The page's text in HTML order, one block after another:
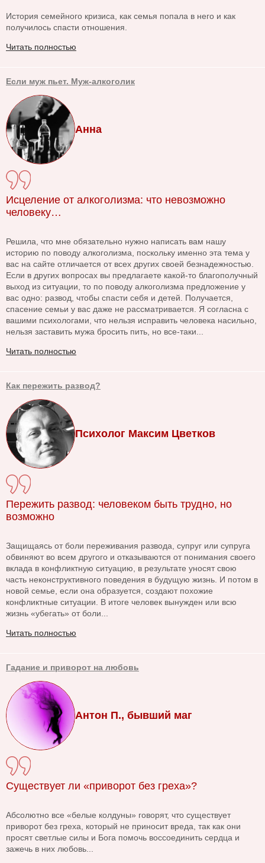
История семейного кризиса, как семья попала в него и как
получилось спасти отношения.
Читать полностью
Если муж пьет. Муж-алкоголик
Анна
Исцеление от алкоголизма: что невозможно
человеку…
Решила, что мне обязательно нужно написать вам нашу
историю по поводу алкоголизма, поскольку именно эта тема у
вас на сайте отличается от всех других своей безнадежностью.
Если в других вопросах вы предлагаете какой-то благополучный
выход из ситуации, то по поводу алкоголизма предложение у
вас одно: развод, чтобы спасти себя и детей. Получается,
спасение семьи у вас даже не рассматривается. Я согласна с
вашими психологами, что нельзя исправить человека насильно,
нельзя заставить мужа бросить пить, но все-таки...
Читать полностью
Как пережить развод?
Психолог Максим Цветков
Пережить развод: человеком быть трудно, но
возможно
Защищаясь от боли переживания развода, супруг или супруга
обвиняют во всем другого и отказываются от понимания своего
вклада в конфликтную ситуацию, в результате уносят свою
часть неконструктивного поведения в будущую жизнь. И потом в
новой семье, если она образуется, создают похожие
конфликтные ситуации. В итоге человек вынужден или всю
жизнь «убегать» от боли...
Читать полностью
Гадание и приворот на любовь
Антон П., бывший маг
Существует ли «приворот без греха»?
Абсолютно все «белые колдуны» говорят, что существует
приворот без греха, который не приносит вреда, так как они
просят светлые силы и Бога помочь воссоединить сердца и
зажечь в них любовь...